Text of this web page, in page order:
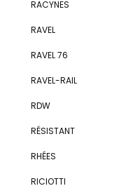
RACYNES
RAVEL
RAVEL 76
RAVEL-RAIL
RDW
RÉSISTANT
RHÉES
RICIOTTI